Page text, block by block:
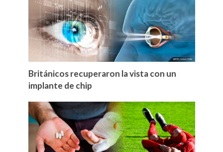
Británicos recuperaron la vista con un
implante de chip